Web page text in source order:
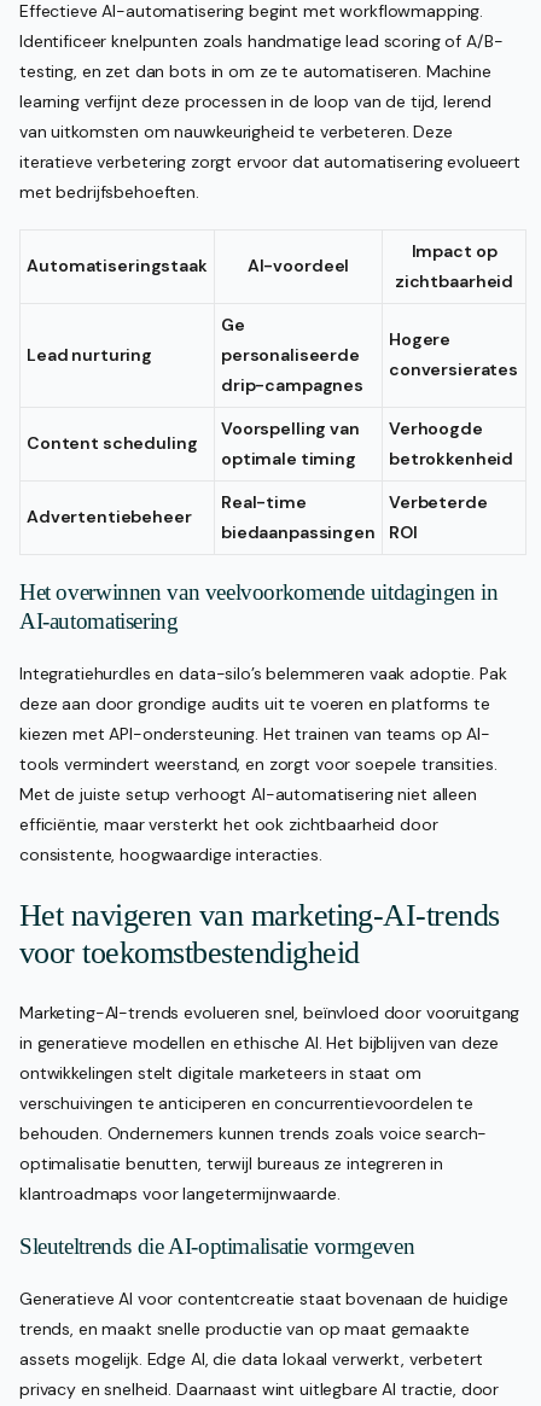
Effectieve AI-automatisering begint met workflowmapping.
Identificeer knelpunten zoals handmatige lead scoring of A/B-
testing, en zet dan bots in om ze te automatiseren. Machine
learning verfijnt deze processen in de loop van de tijd, lerend
van uitkomsten om nauwkeurigheid te verbeteren. Deze
iteratieve verbetering zorgt ervoor dat automatisering evolueert
met bedrijfsbehoeften.
Automatiseringstaak AI-voordeel
Impact op
zichtbaarheid
Lead nurturing
Ge
personaliseerde
drip-campagnes
Hogere
conversierates
Content scheduling
Voorspelling van
optimale timing
Verhoogde
betrokkenheid
Advertentiebeheer
Real-time
biedaanpassingen
Verbeterde
ROI
Het overwinnen van veelvoorkomende uitdagingen in
AI-automatisering
Integratiehurdles en data-silo’s belemmeren vaak adoptie. Pak
deze aan door grondige audits uit te voeren en platforms te
kiezen met API-ondersteuning. Het trainen van teams op AI-
tools vermindert weerstand, en zorgt voor soepele transities.
Met de juiste setup verhoogt AI-automatisering niet alleen
efficiëntie, maar versterkt het ook zichtbaarheid door
consistente, hoogwaardige interacties.
Het navigeren van marketing-AI-trends
voor toekomstbestendigheid
Marketing-AI-trends evolueren snel, beïnvloed door vooruitgang
in generatieve modellen en ethische AI. Het bijblijven van deze
ontwikkelingen stelt digitale marketeers in staat om
verschuivingen te anticiperen en concurrentievoordelen te
behouden. Ondernemers kunnen trends zoals voice search-
optimalisatie benutten, terwijl bureaus ze integreren in
klantroadmaps voor langetermijnwaarde.
Sleuteltrends die AI-optimalisatie vormgeven
Generatieve AI voor contentcreatie staat bovenaan de huidige
trends, en maakt snelle productie van op maat gemaakte
assets mogelijk. Edge AI, die data lokaal verwerkt, verbetert
privacy en snelheid. Daarnaast wint uitlegbare AI tractie, door